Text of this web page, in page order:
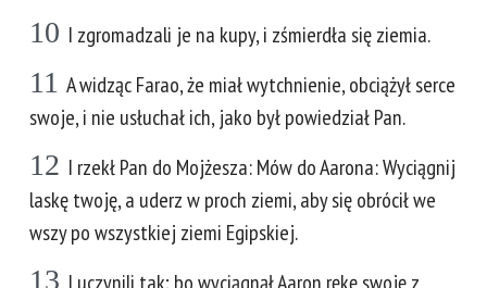
10 I zgromadzali je na kupy, i zśmierdła się ziemia.
11 A widząc Farao, że miał wytchnienie, obciążył serce
swoje, i nie usłuchał ich, jako był powiedział Pan.
12 I rzekł Pan do Mojżesza: Mów do Aarona: Wyciągnij
laskę twoję, a uderz w proch ziemi, aby się obrócił we
wszy po wszystkiej ziemi Egipskiej.
13